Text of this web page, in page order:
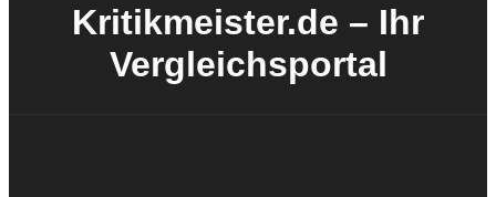
Kritikmeister.de – Ihr
Vergleichsportal